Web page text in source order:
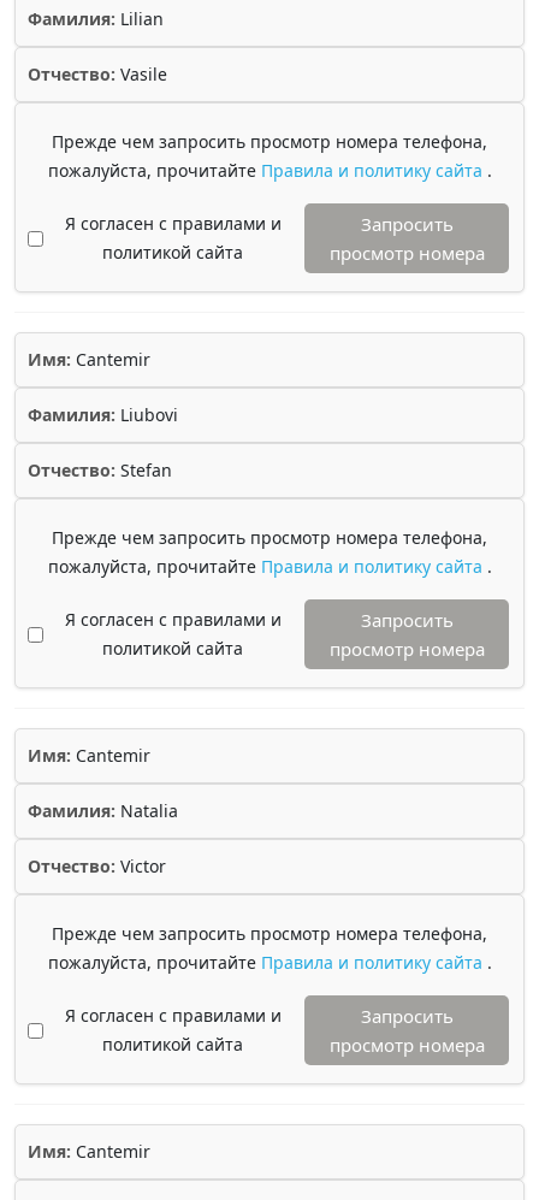
Фамилия: Lilian
Отчество: Vasile
Прежде чем запросить просмотр номера телефона,
пожалуйста, прочитайте Правила и политику сайта .
Я согласен с правилами и
политикой сайта
Запросить
просмотр номера
Имя: Cantemir
Фамилия: Liubovi
Отчество: Stefan
Прежде чем запросить просмотр номера телефона,
пожалуйста, прочитайте Правила и политику сайта .
Я согласен с правилами и
политикой сайта
Запросить
просмотр номера
Имя: Cantemir
Фамилия: Natalia
Отчество: Victor
Прежде чем запросить просмотр номера телефона,
пожалуйста, прочитайте Правила и политику сайта .
Я согласен с правилами и
политикой сайта
Запросить
просмотр номера
Имя: Cantemir